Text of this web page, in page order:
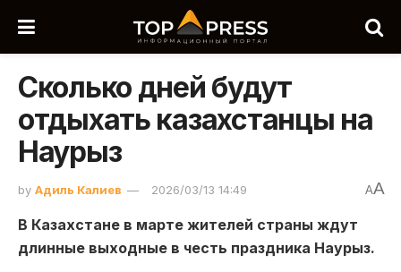
Сколько дней будут
отдыхать казахстанцы на
Наурыз
by Адиль Калиев 2026/03/13 14:49 AA
В Казахстане в марте жителей страны ждут
длинные выходные в честь праздника Наурыз.